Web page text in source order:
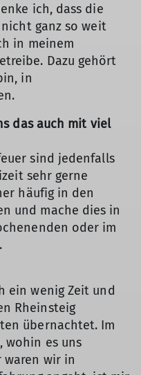
ich, dass die
ganz so weit
in meinem
Dazu gehört
in
das auch mit viel
sind jedenfalls
sehr gerne
häufig in den
und mache dies in
oder im
ein wenig Zeit und
Rheinsteig
übernachtet. Im
wohin es uns
waren wir in